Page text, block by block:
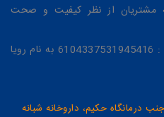
مشتریان از نظر کیفیت و صحت
شماره کارت جهت خرید محصولات : 6104337531945416 به نام رویا
درمانگاه حکیم، داروخانه شبانه